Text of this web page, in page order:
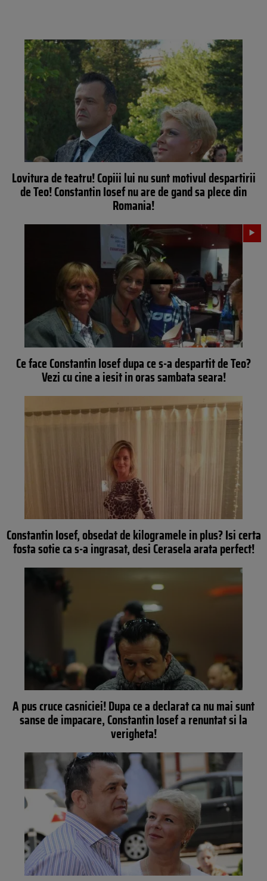
Lovitura de teatru! Copiii lui nu sunt motivul despartirii
de Teo! Constantin Iosef nu are de gand sa plece din
Romania!
Ce face Constantin Iosef dupa ce s-a despartit de Teo?
Vezi cu cine a iesit in oras sambata seara!
Constantin Iosef, obsedat de kilogramele in plus? Isi certa
fosta sotie ca s-a ingrasat, desi Cerasela arata perfect!
A pus cruce casniciei! Dupa ce a declarat ca nu mai sunt
sanse de impacare, Constantin Iosef a renuntat si la
verigheta!